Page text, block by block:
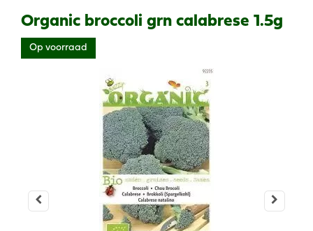
Organic broccoli grn calabrese 1.5g
Op voorraad